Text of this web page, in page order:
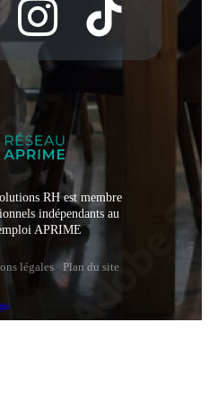
RH est membre
indépendants au
APRIME
légales Plan du site